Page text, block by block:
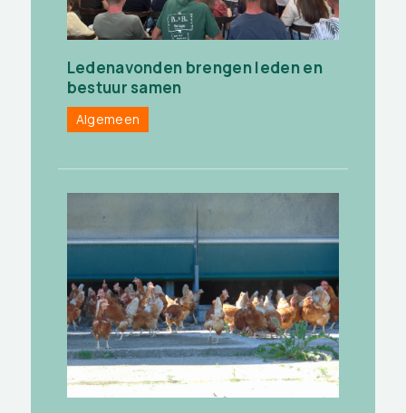
Ledenavonden brengen leden en
bestuur samen
Algemeen